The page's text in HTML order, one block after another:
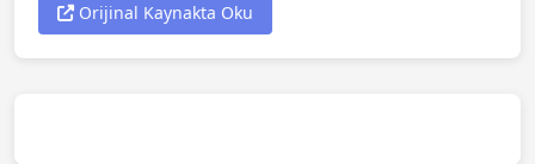
Orijinal Kaynakta Oku